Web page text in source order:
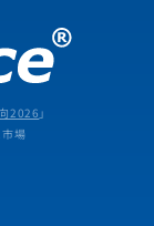
2026」
場